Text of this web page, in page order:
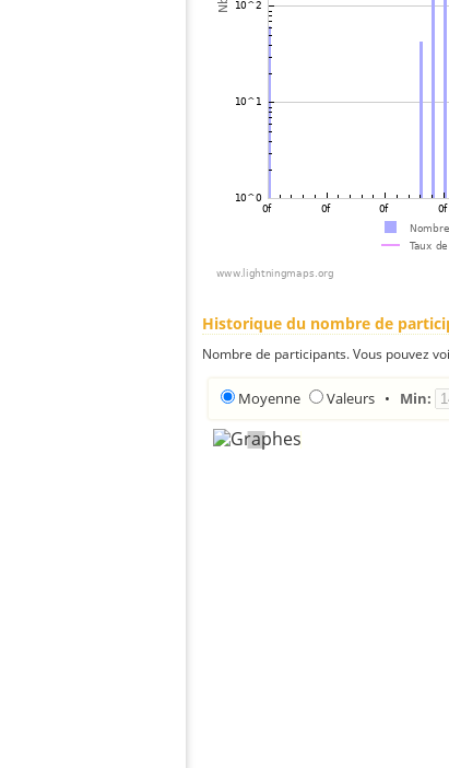
Historique du nombre de
Nombre de participants. Vous pouvez
Moyenne Valeurs • Min: